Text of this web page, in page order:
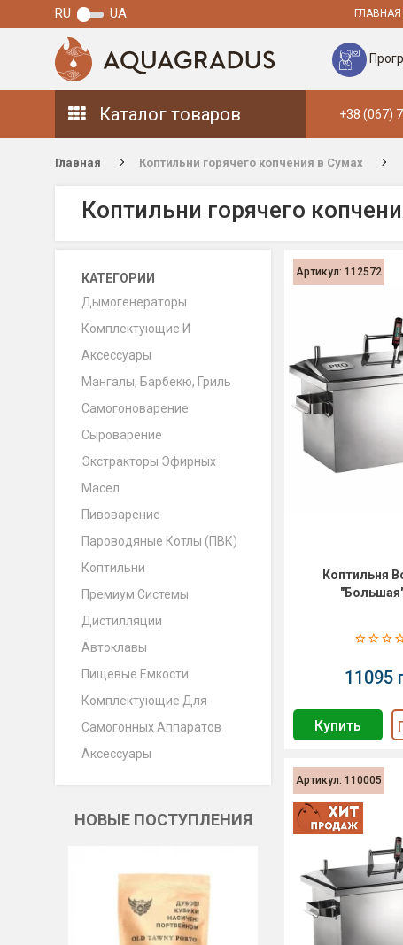
RU UA ГЛАВНАЯ
Каталог товаров +38 (067)
Главная Коптильни горячего копчения в Сумах
Коптильни горячего
КАТЕГОРИИ
Дымогенераторы
Комплектующие И
Аксессуары
Мангалы, Барбекю, Гриль
Самогоноварение
Сыроварение
Экстракторы Эфирных
Масел
Пивоварение
Пароводяные Котлы (ПВК)
Коптильни
Премиум Системы
Дистилляции
Автоклавы
Пищевые Емкости
Комплектующие Для
Самогонных Аппаратов
Аксессуары
НОВЫЕ ПОСТУПЛЕНИЯ
Артикул: 112572
Коптильня
11095
Купить
Артикул: 110005